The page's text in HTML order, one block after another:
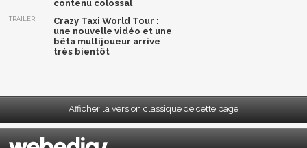
contenu colossal
TRAILER
Crazy Taxi World Tour :
une nouvelle vidéo et une
bêta multijoueur arrive
très bientôt
Afficher la version classique de cette page